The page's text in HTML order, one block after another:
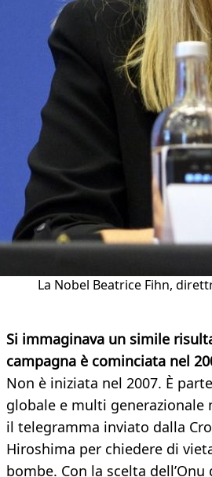
La Nobel Beatrice Fihn,
Si immaginava un simile
campagna è cominciata nel
Non è iniziata nel 2007. È
globale e multi generazionale
il telegramma inviato dalla
Hiroshima per chiedere di
bombe. Con la scelta